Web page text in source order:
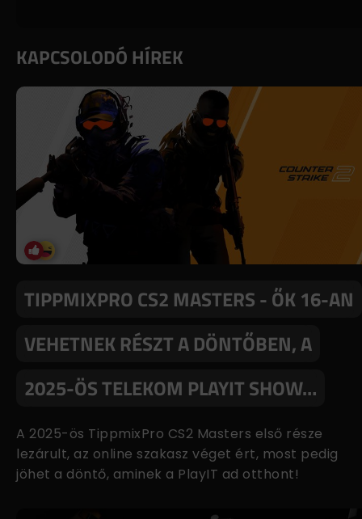
KAPCSOLODÓ HÍREK
TIPPMIXPRO CS2 MASTERS - ŐK 16-AN
VEHETNEK RÉSZT A DÖNTŐBEN, A
2025-ÖS TELEKOM PLAYIT SHOW…
A 2025-ös TippmixPro CS2 Masters első része
lezárult, az online szakasz véget ért, most pedig
jöhet a döntő, aminek a PlayIT ad otthont!